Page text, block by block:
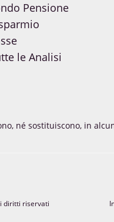
Pensione
le Analisi
né sostituiscono, in
diritti riservati